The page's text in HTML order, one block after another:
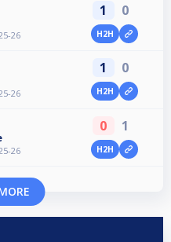
26
1 0
H2H
26
1 0
H2H
26
0 1
H2H